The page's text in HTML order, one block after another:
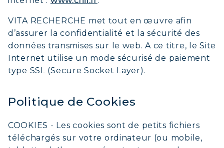
ARTICULATIONS & VITALITÉ
COVÉLINE, SÉRUM EXPERT
VITA RECHERCHE met tout en œuvre afin
d’assurer la confidentialité et la sécurité des
données transmises sur le web. A ce titre, le Site
Internet utilise un mode sécurisé de paiement
type SSL (Secure Socket Layer).
Politique de Cookies
COOKIES - Les cookies sont de petits fichiers
téléchargés sur votre ordinateur (ou mobile,